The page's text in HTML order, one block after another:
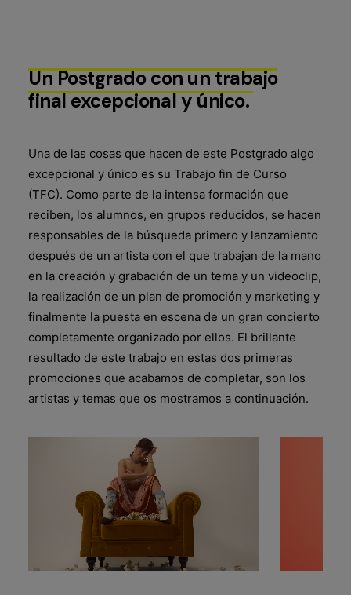
UnPostgradoconuntrabajo
finalexcepcionalyúnico.
Una de las cosas que hacen de este Postgrado algo
excepcional y único es su Trabajo fin de Curso
(TFC). Como parte de la intensa formación que
reciben, los alumnos, en grupos reducidos, se hacen
responsables de la búsqueda primero y lanzamiento
después de un artista con el que trabajan de la mano
en la creación y grabación de un tema y un videoclip,
la realización de un plan de promoción y marketing y
finalmente la puesta en escena de un gran concierto
completamente organizado por ellos. El brillante
resultado de este trabajo en estas dos primeras
promociones que acabamos de completar, son los
artistas y temas que os mostramos a continuación.